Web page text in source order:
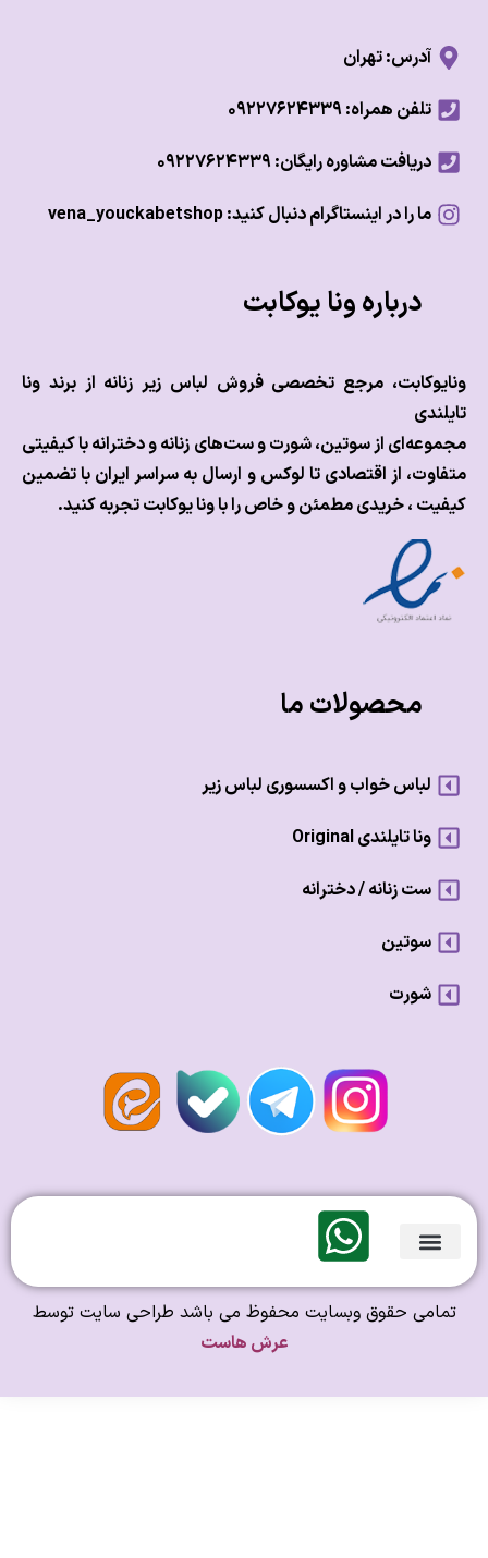
آدرس: تهران
تلفن همراه: ۰۹۲۲۷۶۲۴۳۳۹
دریافت مشاوره رایگان: ۰۹۲۲۷۶۲۴۳۳۹
ما را در اینستاگرام دنبال کنید: vena_youckabetshop
درباره ونا یوکابت
مرجع تخصصی فروش لباس زیر زنانه از برند ونا
از سوتین، شورت و ست‌های زنانه و دخترانه با کیفیتی
از اقتصادی تا لوکس وارسال به سراسر ایران با تضمین
، خریدی مطمئن و خاص را با ونا یوکابت تجربه کنید.
محصولات ما
لباس خواب و اکسسوری لباس زیر
ونا تایلندی Original
ست زنانه / دخترانه
سوتین
شورت
حقوق وبسایت محفوظ می باشد طراحی سایت توسط
عرش هاست